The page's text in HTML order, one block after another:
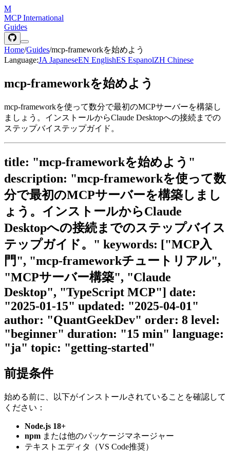
M
MCP International
Guides
Home/Guides/mcp-frameworkを始めよう
Language:JA JapaneseEN EnglishES EspanolZH Chinese
mcp-frameworkを始めよう
mcp-frameworkを使って数分で最初のMCPサーバーを構築し
ましょう。インストールからClaude Desktopへの接続までの
ステップバイステップガイド。
title: "mcp-frameworkを始めよう"
description: "mcp-frameworkを使って数
分で最初のMCPサーバーを構築しまし
ょう。インストールからClaude
Desktopへの接続までのステップバイス
テップガイド。" keywords: ["MCP入
門", "mcp-frameworkチュートリアル",
"MCPサーバー構築", "Claude
Desktop", "TypeScript MCP"] date:
"2025-01-15" updated: "2025-04-01"
author: "QuantGeekDev" order: 8 level:
"beginner" duration: "15 min" language:
"ja" topic: "getting-started"
前提条件
始める前に、以下がインストールされていることを確認して
ください：
Node.js 18+
npm または他のパッケージマネージャー
テキストエディタ（VS Code推奨）